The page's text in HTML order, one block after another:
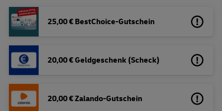
25,00 € BestChoice-Gutschein
20,00 € Geldgeschenk (Scheck)
20,00 € Zalando-Gutschein